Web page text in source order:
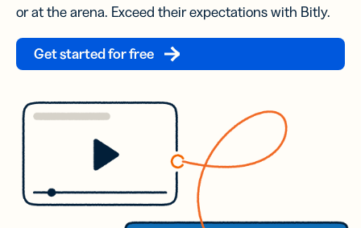
or at the arena. Exceed their expectations with Bitly.
Get started for free